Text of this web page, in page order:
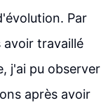
Par
avoir travaillé
j'ai pu observer
après avoir